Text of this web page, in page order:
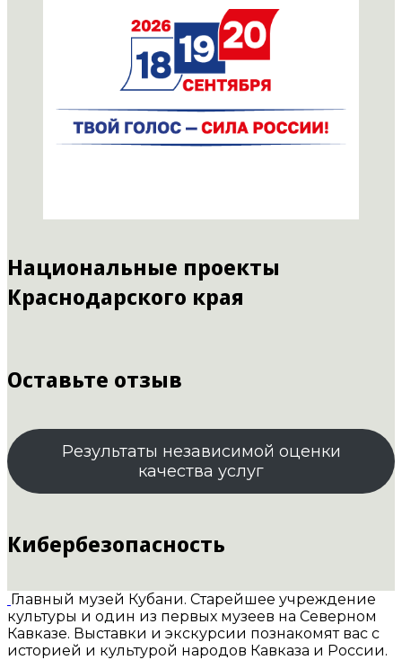
Национальные проекты
Краснодарского края
Оставьте отзыв
Результаты независимой оценки
качества услуг
Кибербезопасность
Главный музей Кубани. Старейшее учреждение
культуры и один из первых музеев на Северном
Кавказе. Выставки и экскурсии познакомят вас с
историей и культурой народов Кавказа и России.